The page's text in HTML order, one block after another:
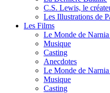
C.S. Lewis, le
Les Illustrations de
Les Films
Le Monde de
Musique
Casting
Anecdotes
Le Monde de
Musique
Casting